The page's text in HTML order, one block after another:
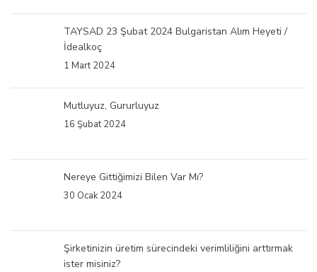
TAYSAD 23 Şubat 2024 Bulgaristan Alım Heyeti /
İdealkoç
1 Mart 2024
Mutluyuz, Gururluyuz
16 Şubat 2024
Nereye Gittiğimizi Bilen Var Mı?
30 Ocak 2024
Şirketinizin üretim sürecindeki verimliliğini arttırmak
ister misiniz?